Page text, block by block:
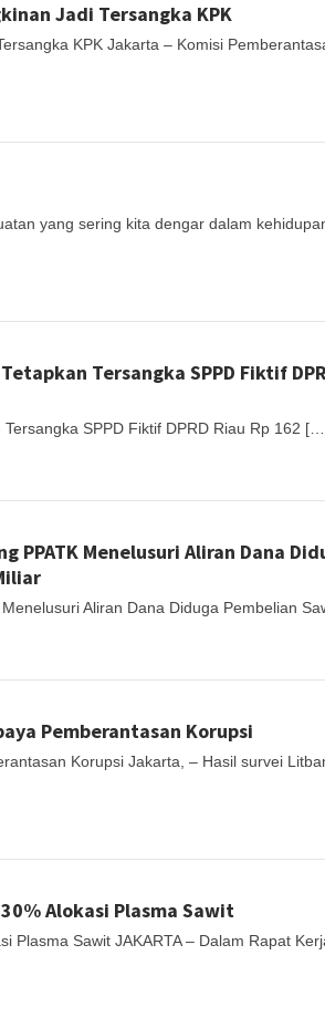
Jadi Tersangka KPK
KPK Jakarta – Komisi
yang sering kita dengar dalam
Tersangka SPPD Fiktif
SPPD Fiktif DPRD Riau Rp 162
PPATK Menelusuri Aliran Dana
Aliran Dana Diduga Pembelian
Pemberantasan Korupsi
Korupsi Jakarta, – Hasil survei
Alokasi Plasma Sawit
Plasma Sawit JAKARTA – Dalam Rapat